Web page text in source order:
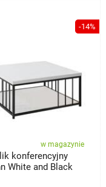
-14%
w magazynie
konferencyjny
White and Black